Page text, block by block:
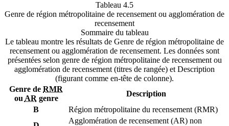
Tableau 4.5
Genre de région métropolitaine de recensement ou agglomération de
recensement
Sommaire du tableau
Le tableau montre les résultats de Genre de région métropolitaine de
recensement ou agglomération de recensement. Les données sont
présentées selon genre de région métropolitaine de recensement ou
agglomération de recensement (titres de rangée) et Description
(figurant comme en-tête de colonne).
Genre de RMR
ou AR genre
Description
B
Région métropolitaine du recensement (RMR)
Agglomération de recensement (AR) non